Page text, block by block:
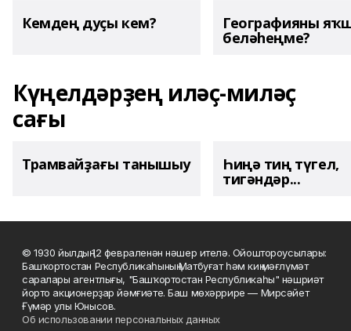
Кемдең дуҫы кем? Географияны
беләһеңме?
Күңелдәрҙең иләҫ-миләҫ
сағы
Трамвайҙағы танышыу Һиңә тиң түгел,
тигәндәр...
© 1930 йылдың 12 февраленән нәшер ителә. Ойоштороусылары:
Башҡортостан Республикаһының Матбуғат һәм киң мәғлүмәт
саралары агентлығы, "Башҡортостан Республикаһы" нәшриәт
йорто акционерҙар йәмғиәте. Баш мөхәррире — Мирсәйет
Ғүмәр улы Юнысов.
Об использовании персональных данных